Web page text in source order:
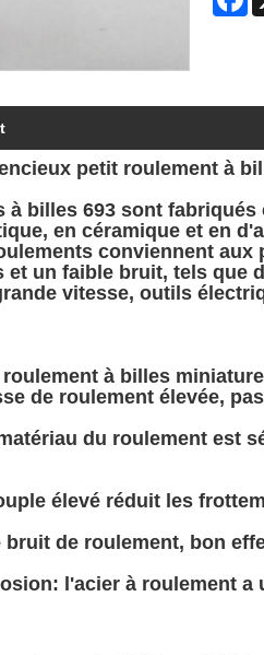
petit roulement à
à billes 693 sont
en céramique et en
conviennent
et un faible bruit, tels que
vitesse, outils
à billes
de roulement élevée,
du roulement est
élevé réduit les
de roulement, bon
l'acier à roulement